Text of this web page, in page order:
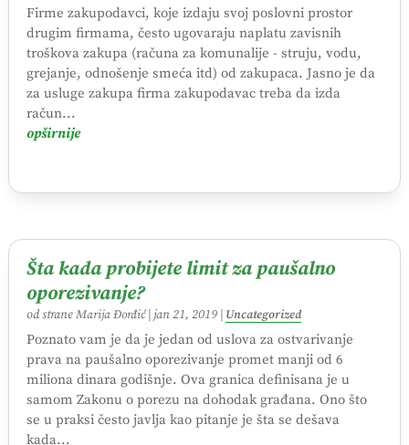
Firme zakupodavci, koje izdaju svoj poslovni prostor
drugim firmama, često ugovaraju naplatu zavisnih
troškova zakupa (računa za komunalije - struju, vodu,
grejanje, odnošenje smeća itd) od zakupaca. Jasno je da
za usluge zakupa firma zakupodavac treba da izda
račun...
opširnije
Šta kada probijete limit za paušalno
oporezivanje?
od straneMarija Đorđić| jan 21, 2019| Uncategorized
Poznato vam je da je jedan od uslova za ostvarivanje
prava na paušalno oporezivanje promet manji od 6
miliona dinara godišnje. Ova granica definisana je u
samom Zakonu o porezu na dohodak građana. Ono što
se u praksi često javlja kao pitanje je šta se dešava
kada...